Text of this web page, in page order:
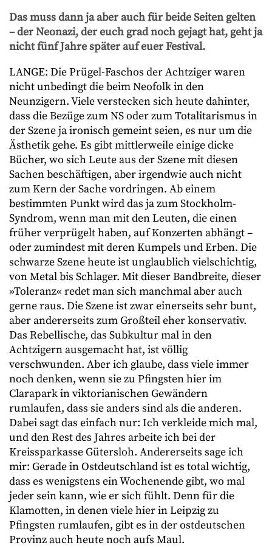
Das muss dann ja aber auch für beide Seiten gelten
– der Neonazi, der euch grad noch gejagt hat, geht ja
nicht fünf Jahre später auf euer Festival.
LANGE: Die Prügel-Faschos der Achtziger waren
nicht unbedingt die beim Neofolk in den
Neunzigern. Viele verstecken sich heute dahinter,
dass die Bezüge zum NS oder zum Totalitarismus in
der Szene ja ironisch gemeint seien, es nur um die
Ästhetik gehe. Es gibt mittlerweile einige dicke
Bücher, wo sich Leute aus der Szene mit diesen
Sachen beschäftigen, aber irgendwie auch nicht
zum Kern der Sache vordringen. Ab einem
bestimmten Punkt wird das ja zum Stockholm-
Syndrom, wenn man mit den Leuten, die einen
früher verprügelt haben, auf Konzerten abhängt –
oder zumindest mit deren Kumpels und Erben. Die
schwarze Szene heute ist unglaublich vielschichtig,
von Metal bis Schlager. Mit dieser Bandbreite, dieser
»Toleranz« redet man sich manchmal aber auch
gerne raus. Die Szene ist zwar einerseits sehr bunt,
aber andererseits zum Großteil eher konservativ.
Das Rebellische, das Subkultur mal in den
Achtzigern ausgemacht hat, ist völlig
verschwunden. Aber ich glaube, dass viele immer
noch denken, wenn sie zu Pfingsten hier im
Clarapark in viktorianischen Gewändern
rumlaufen, dass sie anders sind als die anderen.
Dabei sagt das einfach nur: Ich verkleide mich mal,
und den Rest des Jahres arbeite ich bei der
Kreissparkasse Gütersloh. Andererseits sage ich
mir: Gerade in Ostdeutschland ist es total wichtig,
dass es wenigstens ein Wochenende gibt, wo mal
jeder sein kann, wie er sich fühlt. Denn für die
Klamotten, in denen viele hier in Leipzig zu
Pfingsten rumlaufen, gibt es in der ostdeutschen
Provinz auch heute noch aufs Maul.